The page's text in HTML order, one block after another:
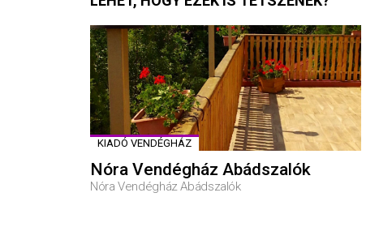
KIADÓ VENDÉGHÁZ
Nóra Vendégház Abádszalók
Nóra Vendégház Abádszalók